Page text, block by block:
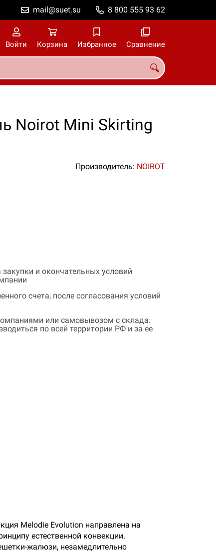
8 800 555 93 62
mail@suet.su
Войти Корзина Избранное Сравнение
Noirot Mini Skirting
Производитель: NOIROT
и окончательных условий
счета, после согласования условий
или самовывозом с склада.
по всей территории РФ и за ее
Melodie Evolution направлена на
естественной конвекции.
жалюзи, незамедлительно